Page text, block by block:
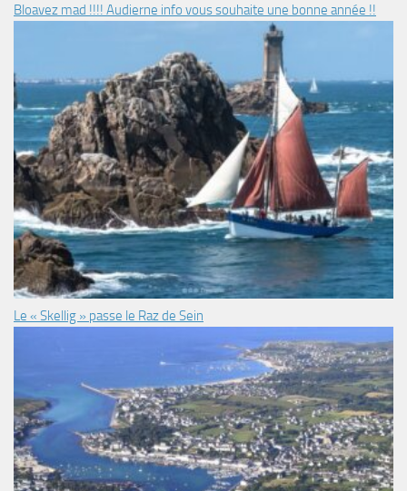
Bloavez mad !!!! Audierne info vous souhaite une bonne année !!
Le « Skellig » passe le Raz de Sein